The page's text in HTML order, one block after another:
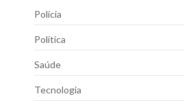
Polícia
Política
Saúde
Tecnologia